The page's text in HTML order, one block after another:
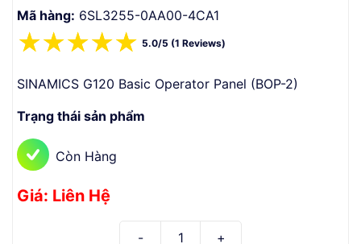
Mã hàng: 6SL3255-0AA00-4CA1
☆
☆
☆
☆
☆ 5.0/5 (1 Reviews)
SINAMICS G120 Basic Operator Panel (BOP-2)
Trạng thái sản phẩm
Còn Hàng
Giá: Liên Hệ